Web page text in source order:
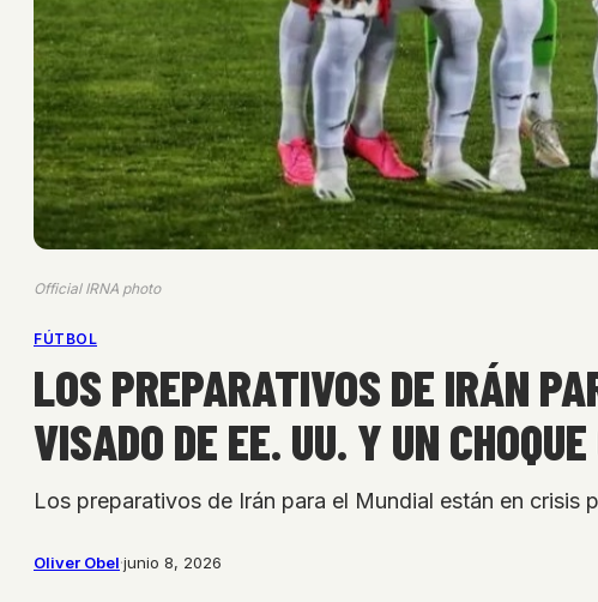
Official IRNA photo
FÚTBOL
LOS PREPARATIVOS DE IRÁN
VISADO DE EE. UU. Y UN
Los preparativos de Irán para el Mundial están en crisis
Oliver Obel·junio 8, 2026